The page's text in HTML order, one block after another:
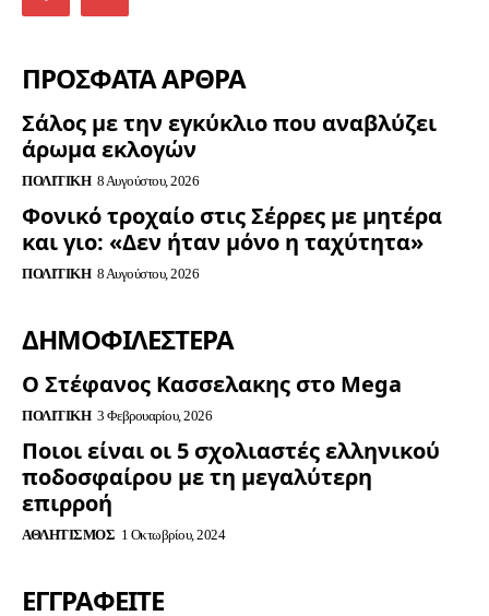
ΠΡΟΣΦΑΤΑ ΑΡΘΡΑ
Σάλος με την εγκύκλιο που αναβλύζει
άρωμα εκλογών
ΠΟΛΙΤΙΚΉ 8 Αυγούστου, 2026
Φονικό τροχαίο στις Σέρρες με μητέρα
και γιο: «Δεν ήταν μόνο η ταχύτητα»
ΠΟΛΙΤΙΚΉ 8 Αυγούστου, 2026
ΔΗΜΟΦΙΛΈΣΤΕΡΑ
Ο Στέφανος Κασσελακης στο Mega
ΠΟΛΙΤΙΚΉ 3 Φεβρουαρίου, 2026
Ποιοι είναι οι 5 σχολιαστές ελληνικού
ποδοσφαίρου με τη μεγαλύτερη
επιρροή
ΑΘΛΗΤΙΣΜΌΣ 1 Οκτωβρίου, 2024
ΕΓΓΡΑΦΕΊΤΕ